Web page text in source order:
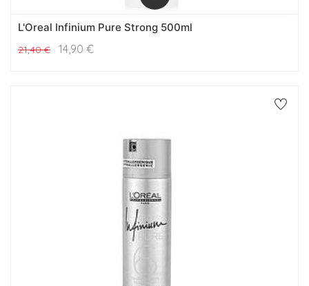
L'Oreal Infinium Pure Strong 500ml
21,40€ 14,90 €